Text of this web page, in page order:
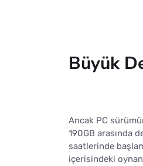
Büyük
Ancak PC
190GB arasında
saatlerinde
içerisindeki